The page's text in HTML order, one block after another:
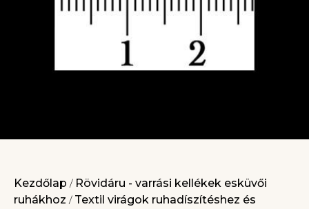
Kezdőlap / Rövidáru - varrási kellékek esküvői
ruhákhoz / Textil virágok ruhadíszítéshez és